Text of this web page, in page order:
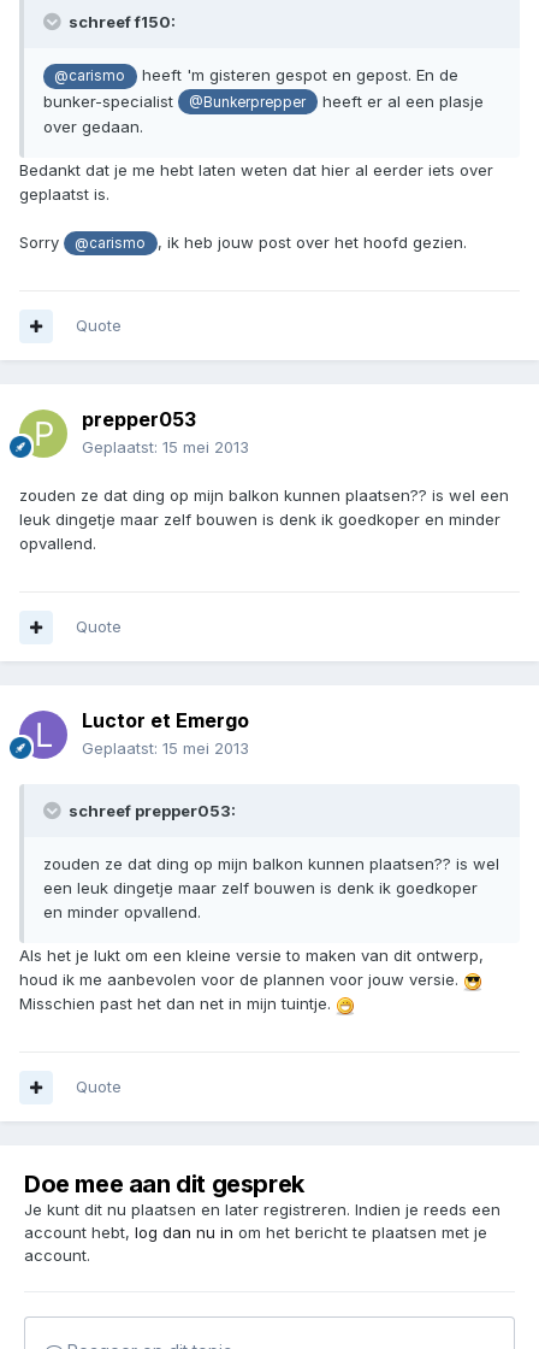
schreef f150:
@carismo
heeft 'm gisteren gespot en gepost. En de
bunker-specialist
@Bunkerprepper
heeft er al een plasje
over gedaan.
Bedankt dat je me hebt laten weten dat hier al eerder iets over
geplaatst is.
Sorry @carismo , ik heb jouw post over het hoofd gezien.
Quote
prepper053
Geplaatst: 15 mei 2013
zouden ze dat ding op mijn balkon kunnen plaatsen?? is wel een
leuk dingetje maar zelf bouwen is denk ik goedkoper en minder
opvallend.
Quote
Luctor et Emergo
Geplaatst: 15 mei 2013
schreef prepper053:
zouden ze dat ding op mijn balkon kunnen plaatsen?? is wel
een leuk dingetje maar zelf bouwen is denk ik goedkoper
en minder opvallend.
Als het je lukt om een kleine versie to maken van dit ontwerp,
houd ik me aanbevolen voor de plannen voor jouw versie.
Misschien past het dan net in mijn tuintje.
Quote
Doe mee aan dit gesprek
Je kunt dit nu plaatsen en later registreren. Indien je reeds een
account hebt, log dan nu in om het bericht te plaatsen met je
account.